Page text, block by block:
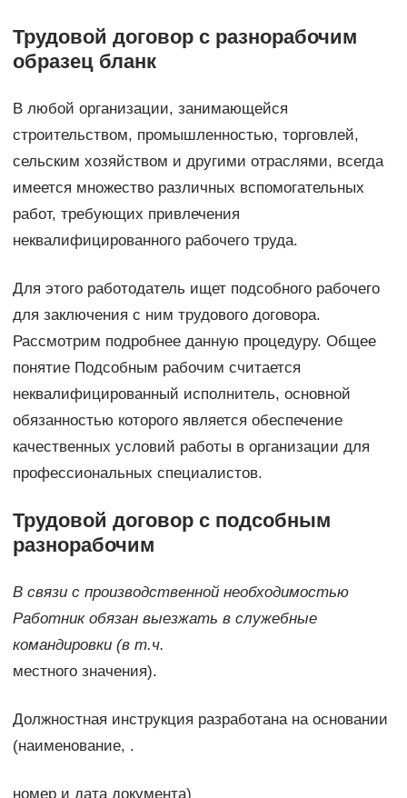
Трудовой договор с разнорабочим
образец бланк
В любой организации, занимающейся
строительством, промышленностью, торговлей,
сельским хозяйством и другими отраслями, всегда
имеется множество различных вспомогательных
работ, требующих привлечения
неквалифицированного рабочего труда.
Для этого работодатель ищет подсобного рабочего
для заключения с ним трудового договора.
Рассмотрим подробнее данную процедуру. Общее
понятие Подсобным рабочим считается
неквалифицированный исполнитель, основной
обязанностью которого является обеспечение
качественных условий работы в организации для
профессиональных специалистов.
Трудовой договор с подсобным
разнорабочим
В связи с производственной необходимостью
Работник обязан выезжать в служебные
командировки (в т.ч.
местного значения).
Должностная инструкция разработана на основании
(наименование, .
номер и дата документа)